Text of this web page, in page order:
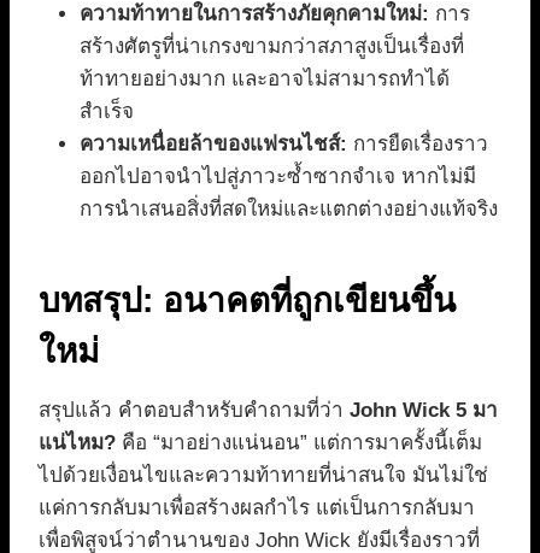
ความท้าทายในการสร้างภัยคุกคามใหม่: การ
สร้างศัตรูที่น่าเกรงขามกว่าสภาสูงเป็นเรื่องที่
ท้าทายอย่างมาก และอาจไม่สามารถทำได้
สำเร็จ
ความเหนื่อยล้าของแฟรนไชส์: การยืดเรื่องราว
ออกไปอาจนำไปสู่ภาวะซ้ำซากจำเจ หากไม่มี
การนำเสนอสิ่งที่สดใหม่และแตกต่างอย่างแท้จริง
บทสรุป: อนาคตที่ถูกเขียนขึ้น
ใหม่
สรุปแล้ว คำตอบสำหรับคำถามที่ว่า John Wick 5 มา
แน่ไหม? คือ “มาอย่างแน่นอน” แต่การมาครั้งนี้เต็ม
ไปด้วยเงื่อนไขและความท้าทายที่น่าสนใจ มันไม่ใช่
แค่การกลับมาเพื่อสร้างผลกำไร แต่เป็นการกลับมา
เพื่อพิสูจน์ว่าตำนานของ John Wick ยังมีเรื่องราวที่